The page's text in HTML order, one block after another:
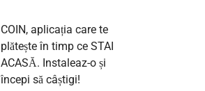
COIN, aplicația care te
plătește în timp ce STAI
ACASĂ. Instaleaz-o și
începi să câștigi!